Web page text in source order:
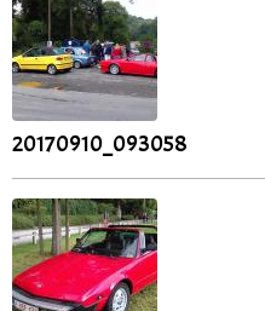
20170910_093058